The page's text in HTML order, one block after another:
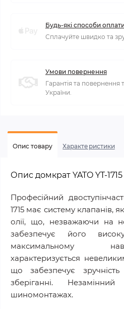
Будь-які способи
Сплачуйте швидко та
Умови повернення
Гарантія та повернення
України.
Опис товару Характеристики
Опис домкрат YATO YT-1715
Професійний
1715 має систему клапанів,
олії, що, незважаючи на
забезпечує його
максимальному
характеризується
що забезпечує
зберіганні.
шиномонтажах.